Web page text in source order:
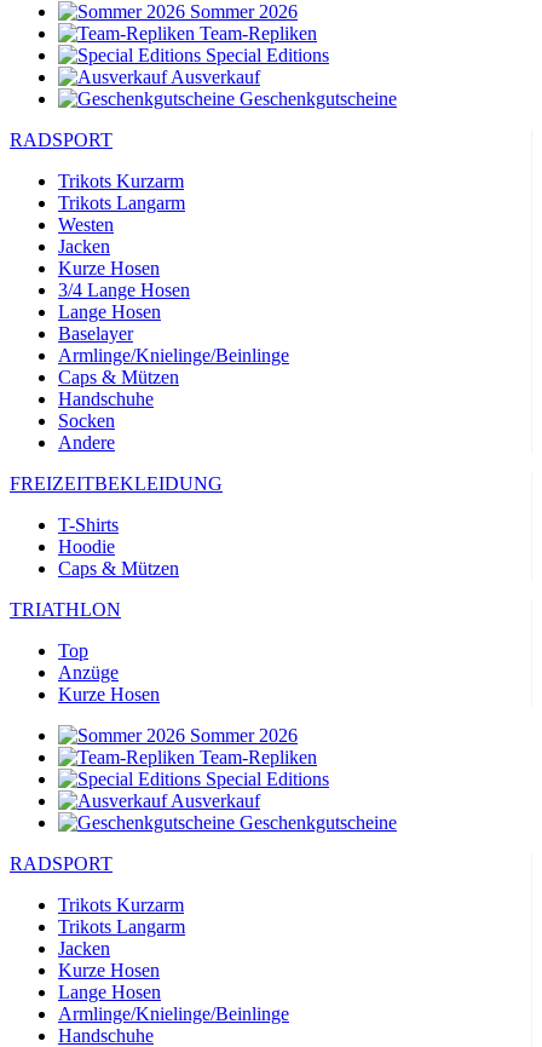
Sommer 2026
Team-Repliken
Special Editions
Ausverkauf
Geschenkgutscheine
RADSPORT
Trikots Kurzarm
Trikots Langarm
Westen
Jacken
Kurze Hosen
3/4 Lange Hosen
Lange Hosen
Baselayer
Armlinge/Knielinge/Beinlinge
Caps & Mützen
Handschuhe
Socken
Andere
FREIZEITBEKLEIDUNG
T-Shirts
Hoodie
Caps & Mützen
TRIATHLON
Top
Anzüge
Kurze Hosen
Sommer 2026
Team-Repliken
Special Editions
Ausverkauf
Geschenkgutscheine
RADSPORT
Trikots Kurzarm
Trikots Langarm
Jacken
Kurze Hosen
Lange Hosen
Armlinge/Knielinge/Beinlinge
Handschuhe